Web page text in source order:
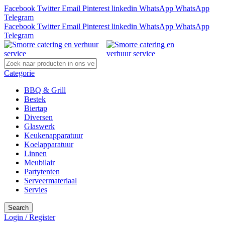
Facebook Twitter Email Pinterest linkedin WhatsApp WhatsApp
Telegram
Facebook Twitter Email Pinterest linkedin WhatsApp WhatsApp
Telegram
Categorie
BBQ & Grill
Bestek
Biertap
Diversen
Glaswerk
Keukenapparatuur
Koelapparatuur
Linnen
Meubilair
Partytenten
Serveermateriaal
Servies
Search
Login / Register